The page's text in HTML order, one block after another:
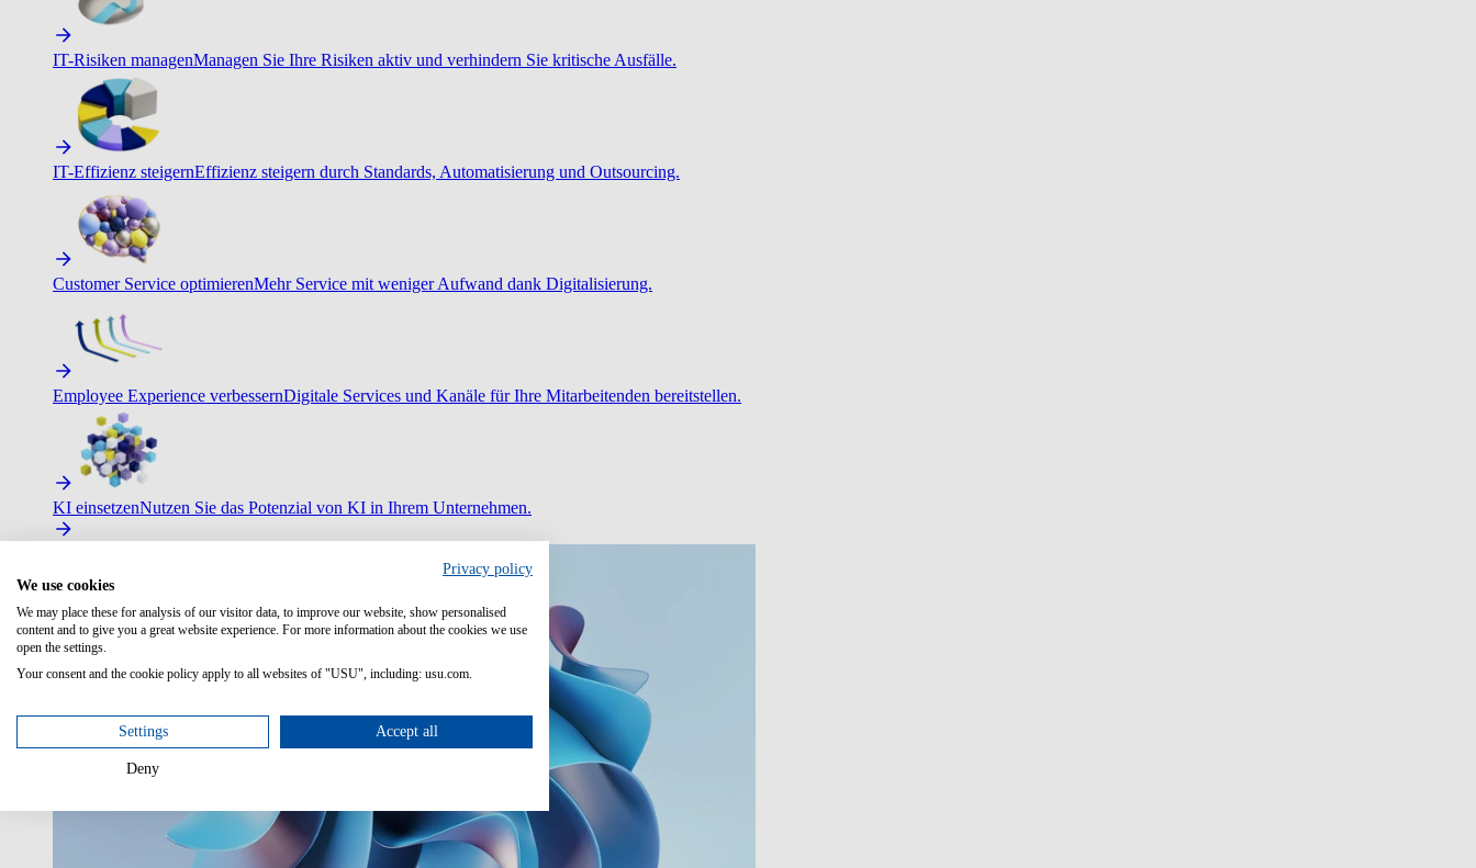
IT-Risiken managenManagen Sie Ihre Risiken aktiv und verhindern Sie kritische Ausfälle.
IT-Effizienz steigernEffizienz steigern durch Standards, Automatisierung und Outsourcing.
Customer Service optimierenMehr Service mit weniger Aufwand dank Digitalisierung.
Employee Experience verbessernDigitale Services und Kanäle für Ihre Mitarbeitenden bereitstellen.
KI einsetzenNutzen Sie das Potenzial von KI in Ihrem Unternehmen.
Privacy policy
We use cookies
We may place these for analysis of our visitor data, to improve our website, show personalised
content and to give you a great website experience. For more information about the cookies we use
open the settings.
Your consent and the cookie policy apply to all websites of "USU", including: usu.com.
Settings Accept all
Deny